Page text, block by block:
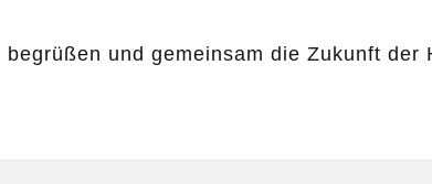
und gemeinsam die Zukunft der